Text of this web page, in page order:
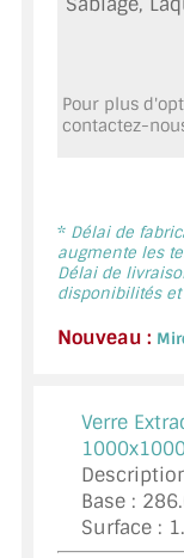
LOTS DE
MIROIR DE
MIROIR POUR
MIROIR POUR
MIROIR
VERRE SUR
VERRE
VERRE
Pour plus
contactez-
* Délai de
augmente les
Délai de
disponibilités
Nouveau :
Verre
Base :
Surface :